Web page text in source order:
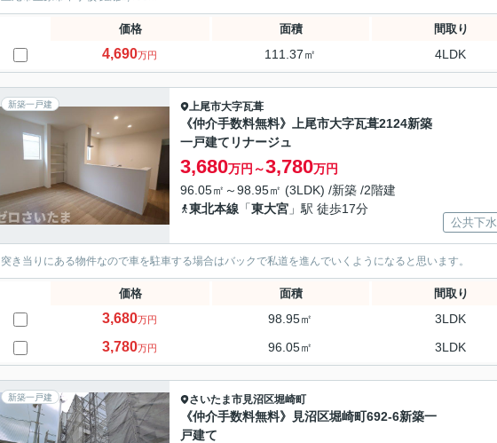
価格 面積 間取り
4,690万円 111.37㎡ 4LDK
新築一戸建 上尾市大字瓦葺
《仲介手数料無料》上尾市大字瓦葺2124新築
一戸建てリナージュ
3,680万円～3,780万円
96.05㎡～98.95㎡ (3LDK) /新築 /2階建
東北本線 「東大宮 」駅 徒歩17分
公共下水
突き当りにある物件なので車を駐車する場合はバックで私道を進んでいくようになると思います。
価格 面積 間取り
3,680万円 98.95㎡ 3LDK
3,780万円 96.05㎡ 3LDK
新築一戸建 さいたま市見沼区堀崎町
《仲介手数料無料》見沼区堀崎町692-6新築一
戸建て